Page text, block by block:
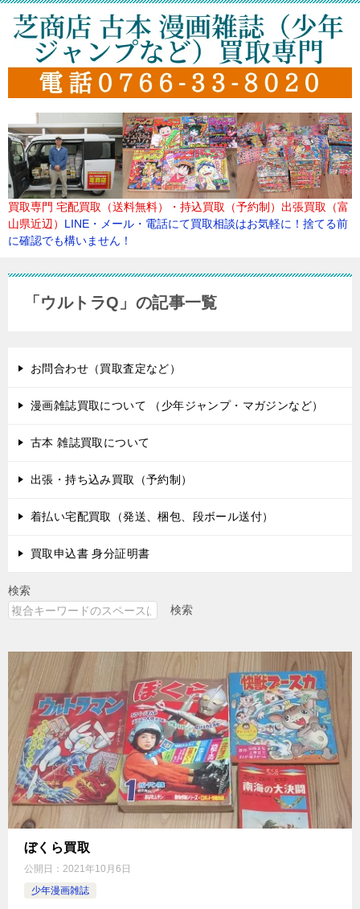
買取専門 宅配買取（送料無料）・持込買取（予約制）出張買取（富
山県近辺） LINE・メール・電話にて買取相談はお気軽に！捨てる前
に確認でも構いません！
「ウルトラQ」の記事一覧
お問合わせ（買取査定など）
漫画雑誌買取について （少年ジャンプ・マガジンなど）
古本 雑誌買取について
出張・持ち込み買取（予約制）
着払い宅配買取（発送、梱包、段ボール送付）
買取申込書 身分証明書
検索
検索
ぼくら買取
公開日： 2021年10月6日
少年漫画雑誌